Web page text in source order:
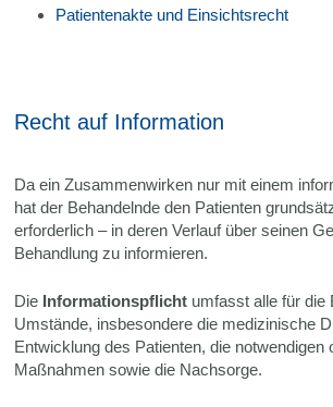
Patientenakte und Einsichtsrecht
Recht auf Information
Da ein Zusammenwirken nur mit einem
hat der Behandelnde den Patienten
erforderlich – in deren Verlauf über seinen
Behandlung zu informieren.
Die Informationspflicht umfasst alle für die
Umstände, insbesondere die medizinische
Entwicklung des Patienten, die
Maßnahmen sowie die Nachsorge.